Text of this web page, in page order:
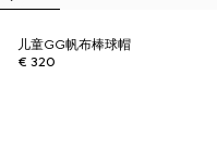
儿童GG帆布棒球帽
€ 320